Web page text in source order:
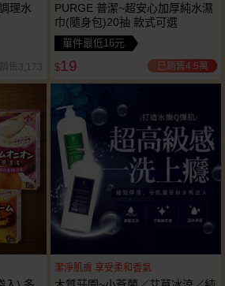
理水
售3,173
PURGE 普潔~超安心加厚純水濕
巾(隨身包)20抽 款式可選
單件最低16元
$19 已銷售4.5萬
潔淨肌膚 享受柔和香氣